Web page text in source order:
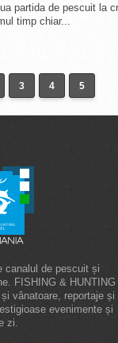
partida de pescuit la
timp chiar...
3 4 5
canalul de pescuit și
FISHING & HUNTING
vânatoare, reportaje și
evenimente și
zi.